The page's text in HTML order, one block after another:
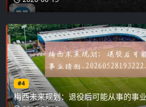
#4
梅西未来规划：退役后可能从事的事